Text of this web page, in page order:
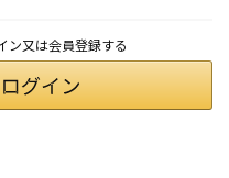
ン又は会員登録する